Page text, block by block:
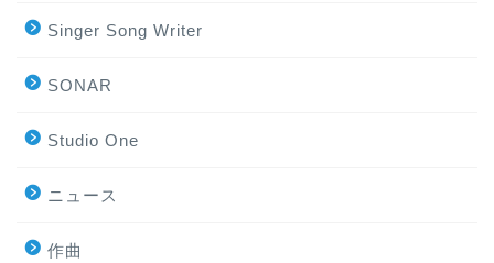
Singer Song Writer
SONAR
Studio One
ニュース
作曲